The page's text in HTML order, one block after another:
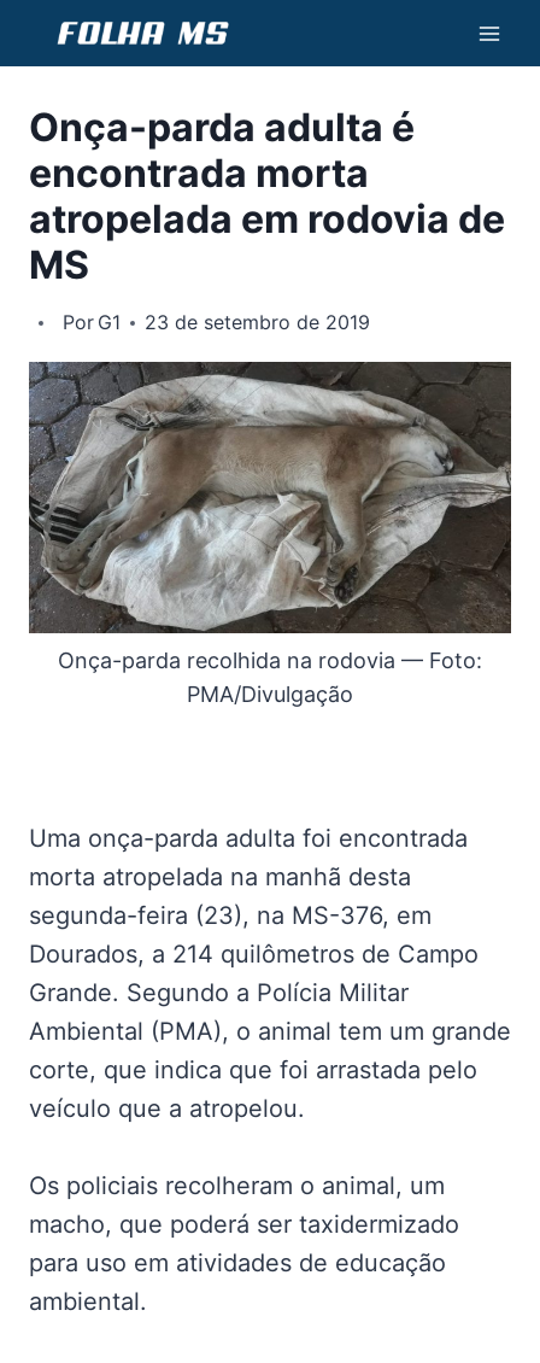
Conteúdo
Onça-parda adulta é
encontrada morta
atropelada em rodovia de
MS
Por G1 23 de setembro de 2019
Onça-parda recolhida na rodovia — Foto:
PMA/Divulgação
Uma onça-parda adulta foi encontrada
morta atropelada na manhã desta
segunda-feira (23), na MS-376, em
Dourados, a 214 quilômetros de Campo
Grande. Segundo a Polícia Militar
Ambiental (PMA), o animal tem um grande
corte, que indica que foi arrastada pelo
veículo que a atropelou.
Os policiais recolheram o animal, um
macho, que poderá ser taxidermizado
para uso em atividades de educação
ambiental.